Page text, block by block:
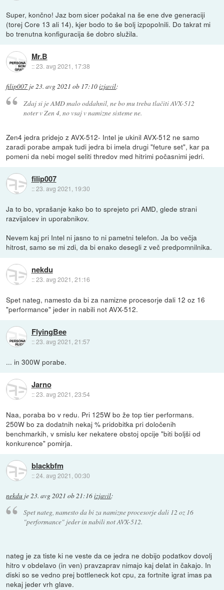
Super, končno! Jaz bom sicer počakal na še ene dve generaciji
(torej Core 13 ali 14), kjer bodo to še bolj izpopolnili. Do takrat mi
bo trenutna konfiguracija še dobro služila.
Mr.B
::23. avg 2021, 17:38
filip007 je23. avg 2021 ob 17:10izjavil:
Zdaj si je AMD malo oddahnil, ne bo mu treba tlačiti AVX-512
noter v Zen 4, no vsaj v namizne sisteme ne.
Zen4 jedra pridejo z AVX-512- Intel je ukinil AVX-512 ne samo
zaradi porabe ampak tudi jedra bi imela drugi "feture set", kar pa
pomeni da nebi mogel seliti thredov med hitrimi počasnimi jedri.
filip007
::23. avg 2021, 19:30
Ja to bo, vprašanje kako bo to sprejeto pri AMD, glede strani
razvijalcev in uporabnikov.
Nevem kaj pri Intel ni jasno to ni pametni telefon. Ja bo večja
hitrost, samo se mi zdi, da bi enako desegli z več predpomnilnika.
nekdu
::23. avg 2021, 21:16
Spet nateg, namesto da bi za namizne procesorje dali 12 oz 16
"performance" jeder in nabili not AVX-512.
FlyingBee
::23. avg 2021, 21:57
... in 300W porabe.
Jarno
::23. avg 2021, 23:54
Naa, poraba bo v redu. Pri 125W bo že top tier performans.
250W bo za dodatnih nekaj % pridobitka pri določenih
benchmarkih, v smislu ker nekatere obstoj opcije "biti boljši od
konkurence" pomirja.
blackbfm
::24. avg 2021, 00:30
nekdu je23. avg 2021 ob 21:16izjavil:
Spet nateg, namesto da bi za namizne procesorje dali 12 oz 16
"performance" jeder in nabili not AVX-512.
nateg je za tiste ki ne veste da ce jedra ne dobijo podatkov dovolj
hitro v obdelavo (in ven) pravzaprav nimajo kaj delat in čakajo. In
diski so se vedno prej bottleneck kot cpu, za fortnite igrat imas pa
nekaj jeder vrh glave.